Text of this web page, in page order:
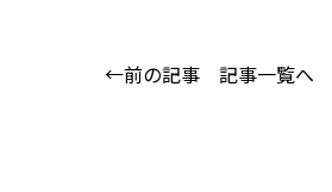
←前の記事 記事一覧へ